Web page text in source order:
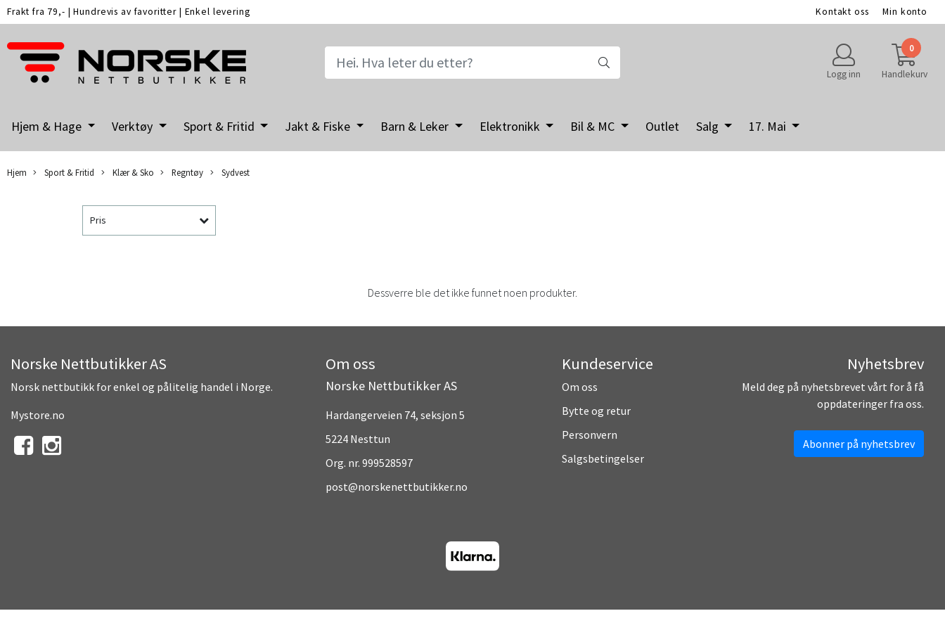
Frakt fra 79,- |Hundrevis av favoritter | Enkel levering Kontakt oss Min konto
Logg inn
0
Handlekurv
Hjem & Hage Verktøy Sport & Fritid Jakt & Fiske Barn & Leker Elektronikk Bil & MC Outlet Salg 17. Mai
Hjem Sport & Fritid Klær & Sko Regntøy Sydvest
Pris
Dessverre ble det ikke funnet noen produkter.
Norske Nettbutikker AS
Norsk nettbutikk for enkel og pålitelig handel i Norge.
Mystore.no
Om oss
Norske Nettbutikker AS
Hardangerveien 74, seksjon 5
5224 Nesttun
Org. nr. 999528597
post@norskenettbutikker.no
Kundeservice
Om oss
Bytte og retur
Personvern
Salgsbetingelser
Nyhetsbrev
Meld deg på nyhetsbrevet vårt for å få
oppdateringer fra oss.
Abonner på nyhetsbrev